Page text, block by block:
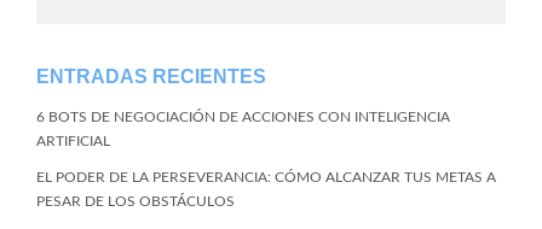
ENTRADAS RECIENTES
6 BOTS DE NEGOCIACIÓN DE ACCIONES CON INTELIGENCIA
ARTIFICIAL
EL PODER DE LA PERSEVERANCIA: CÓMO ALCANZAR TUS METAS A
PESAR DE LOS OBSTÁCULOS